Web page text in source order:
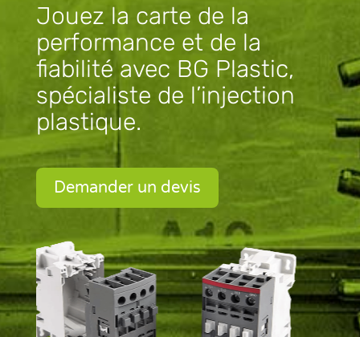
Jouez la carte de la
performance et de la
fiabilité avec BG Plastic,
spécialiste de l’injection
plastique.
Demander un devis